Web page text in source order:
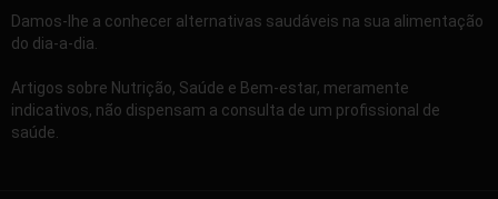
Damos-lhe a conhecer alternativas saudáveis na sua alimentação
do dia-a-dia.
Artigos sobre Nutrição, Saúde e Bem-estar, meramente
indicativos, não dispensam a consulta de um profissional de
saúde.